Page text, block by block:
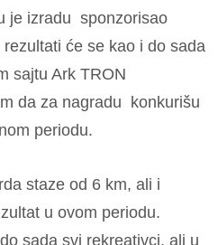
je izradu sponzorisao
će se kao i do sada
sajtu Ark TRON
da za nagradu konkurišu
periodu.
staze od 6 km, ali i
u ovom periodu.
sada svi rekreativci, ali u